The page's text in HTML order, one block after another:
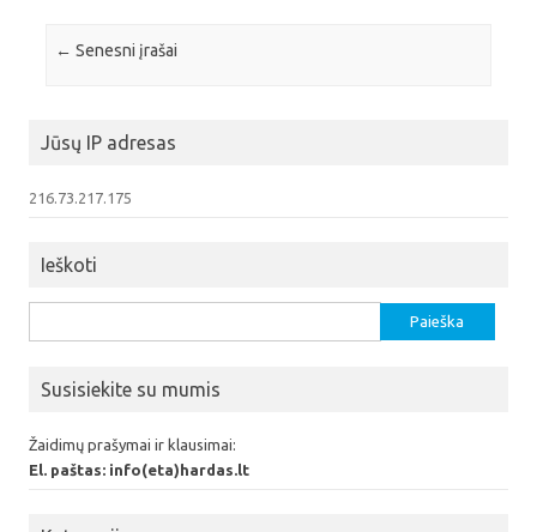
Įrašo navigacija
← Senesni įrašai
Jūsų IP adresas
216.73.217.175
Ieškoti
Susisiekite su mumis
Žaidimų prašymai ir klausimai:
El. paštas: info(eta)hardas.lt